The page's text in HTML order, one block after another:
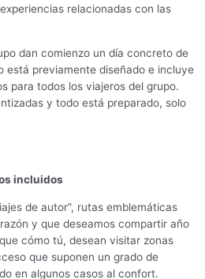
relacionadas con las
dan comienzo un día concreto de
está previamente diseñado e incluye
para todos los viajeros del grupo.
y todo está preparado, solo
incluidos
de autor”, rutas emblemáticas
y que deseamos compartir año
cómo tú, desean visitar zonas
que suponen un grado de
en algunos casos al confort.